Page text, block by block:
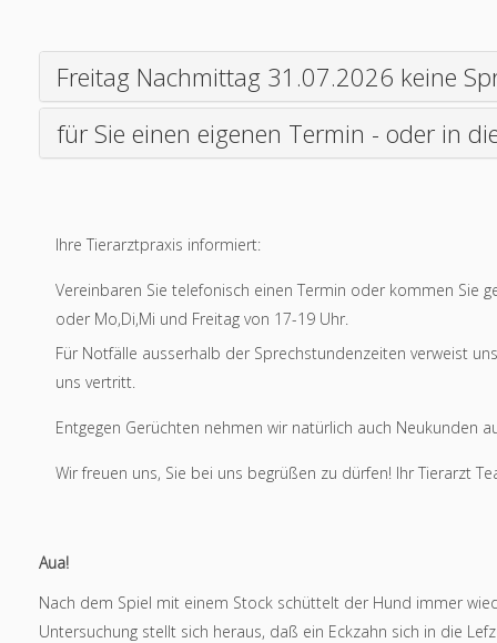
Freitag Nachmittag 31.07.2026 keine
für Sie einen eigenen Termin - oder in
Ihre Tierarztpraxis informiert:
Vereinbaren Sie telefonisch einen Termin oder kommen Sie
oder Mo,Di,Mi und Freitag von 17-19 Uhr.
Für Notfälle ausserhalb der Sprechstundenzeiten verweist
uns vertritt.
Entgegen Gerüchten nehmen wir natürlich auch Neukunden
Wir freuen uns, Sie bei uns begrüßen zu dürfen! Ihr Tierarzt
Aua!
Nach dem Spiel mit einem Stock schüttelt der Hund immer
Untersuchung stellt sich heraus, daß ein Eckzahn sich in die